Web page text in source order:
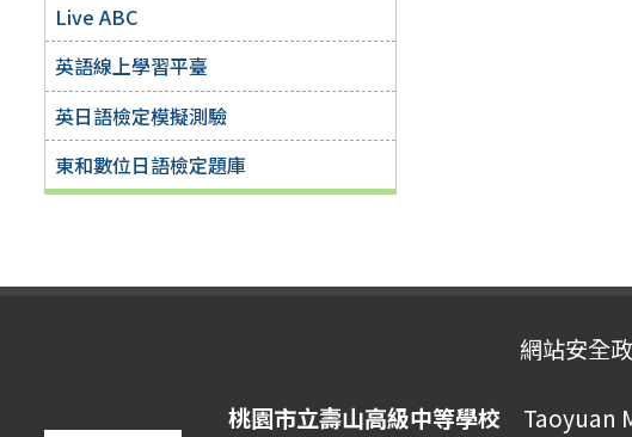
Live ABC
英語線上學習平臺
英日語檢定模擬測驗
東和數位日語檢定題庫
網站安全
桃園市立壽山高級中等學校 Taoyuan